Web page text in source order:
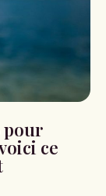
pour
ce